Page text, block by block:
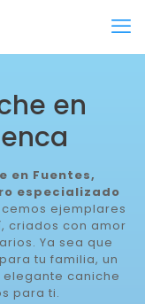
en
en Fuentes,
especializado
ejemplares
criados con amor
Ya sea que
tu familia, un
caniche
para ti.